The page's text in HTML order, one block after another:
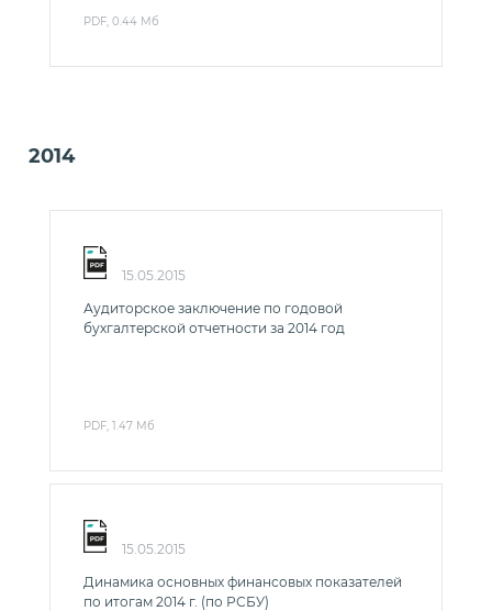
PDF, 0.44 Мб
2014
15.05.2015
Аудиторское заключение по годовой
бухгалтерской отчетности за 2014 год
PDF, 1.47 Мб
15.05.2015
Динамика основных финансовых показателей
по итогам 2014 г. (по РСБУ)